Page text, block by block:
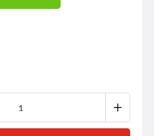
żądaną ilość